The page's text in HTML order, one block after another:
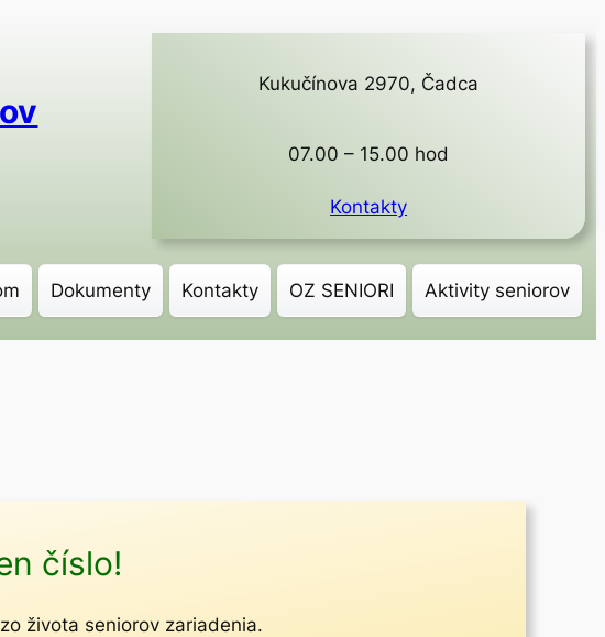
Kukučínova 2970, Čadca
07.00 – 15.00 hod
Kontakty
Dokumenty Kontakty OZ SENIORI Aktivity seniorov
číslo!
života seniorov zariadenia.